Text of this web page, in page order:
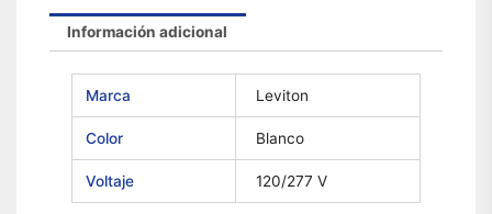
Información adicional
Marca Leviton
Color Blanco
Voltaje 120/277 V